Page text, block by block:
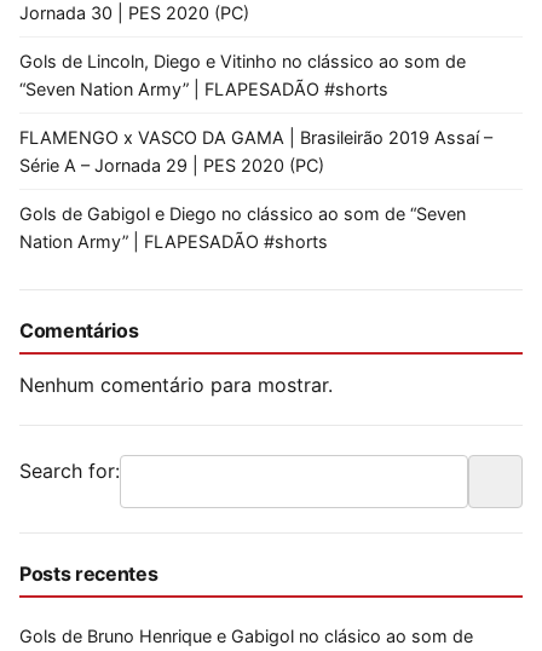
Jornada 30 | PES 2020 (PC)
Gols de Lincoln, Diego e Vitinho no clássico ao som de
“Seven Nation Army” | FLAPESADÃO #shorts
FLAMENGO x VASCO DA GAMA | Brasileirão 2019 Assaí –
Série A – Jornada 29 | PES 2020 (PC)
Gols de Gabigol e Diego no clássico ao som de “Seven
Nation Army” | FLAPESADÃO #shorts
Comentários
Nenhum comentário para mostrar.
Search for:
Posts recentes
Gols de Bruno Henrique e Gabigol no clásico ao som de